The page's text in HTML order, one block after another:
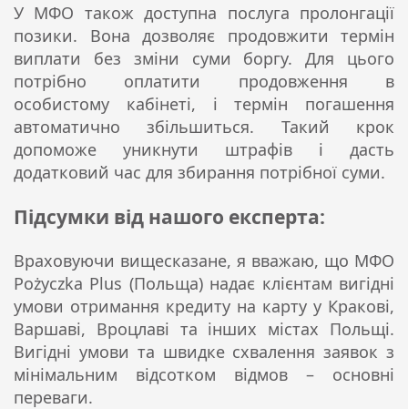
У МФО також доступна послуга пролонгації
позики. Вона дозволяє продовжити термін
виплати без зміни суми боргу. Для цього
потрібно оплатити продовження в
особистому кабінеті, і термін погашення
автоматично збільшиться. Такий крок
допоможе уникнути штрафів і дасть
додатковий час для збирання потрібної суми.
Підсумки від нашого експерта:
Враховуючи вищесказане, я вважаю, що МФО
Pożyczka Plus (Польща) надає клієнтам вигідні
умови отримання кредиту на карту у Кракові,
Варшаві, Вроцлаві та інших містах Польщі.
Вигідні умови та швидке схвалення заявок з
мінімальним відсотком відмов – основні
переваги.